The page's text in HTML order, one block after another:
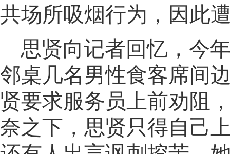
共场所吸烟行为，因此
思贤向记者回忆 ， 今
邻桌几名男性食客席间
贤要求服务员上前劝阻
奈之下，思贤只得自己